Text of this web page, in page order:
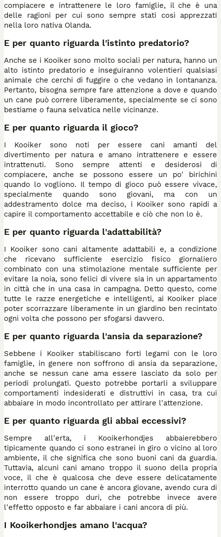
compiacere e intrattenere le loro famiglie, il che è una
delle ragioni per cui sono sempre stati così apprezzati
nella loro nativa Olanda.
E per quanto riguarda l'istinto predatorio?
Anche se i Kooiker sono molto sociali per natura, hanno un
alto istinto predatorio e inseguiranno volentieri qualsiasi
animale che cerchi di fuggire o che vedano in lontananza.
Pertanto, bisogna sempre fare attenzione a dove e quando
un cane può correre liberamente, specialmente se ci sono
bestiame o fauna selvatica nelle vicinanze.
E per quanto riguarda il gioco?
I Kooiker sono noti per essere cani amanti del
divertimento per natura e amano intrattenere e essere
intrattenuti. Sono sempre attenti e desiderosi di
compiacere, anche se possono essere un po' birichini
quando lo vogliono. Il tempo di gioco può essere vivace,
specialmente quando sono giovani, ma con un
addestramento dolce ma deciso, i Kooiker sono rapidi a
capire il comportamento accettabile e ciò che non lo è.
E per quanto riguarda l'adattabilità?
I Kooiker sono cani altamente adattabili e, a condizione
che ricevano sufficiente esercizio fisico giornaliero
combinato con una stimolazione mentale sufficiente per
evitare la noia, sono felici di vivere sia in un appartamento
in città che in una casa in campagna. Detto questo, come
tutte le razze energetiche e intelligenti, ai Kooiker piace
poter scorrazzare liberamente in un giardino ben recintato
ogni volta che possono per sfogarsi davvero.
E per quanto riguarda l'ansia da separazione?
Sebbene i Kooiker stabiliscano forti legami con le loro
famiglie, in genere non soffrono di ansia da separazione,
anche se nessun cane ama essere lasciato da solo per
periodi prolungati. Questo potrebbe portarli a sviluppare
comportamenti indesiderati e distruttivi in casa, tra cui
abbaiare in modo incontrollato per attirare l'attenzione.
E per quanto riguarda gli abbai eccessivi?
Sempre all'erta, i Kooikerhondjes abbaierebbero
tipicamente quando ci sono estranei in giro o vicino al loro
ambiente, il che significa che sono buoni cani da guardia.
Tuttavia, alcuni cani amano troppo il suono della propria
voce, il che è qualcosa che deve essere delicatamente
interrotto quando un cane è ancora giovane, avendo cura di
non essere troppo duri, che potrebbe invece avere
l'effetto opposto e far abbaiare i cani ancora di più.
I Kooikerhondjes amano l'acqua?